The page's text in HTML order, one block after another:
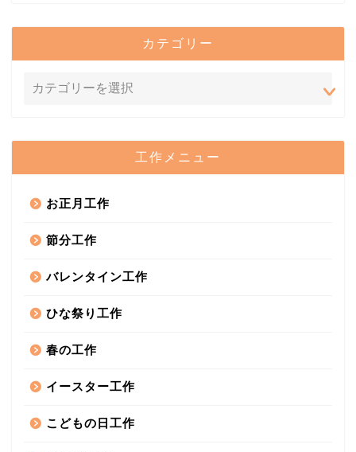
カテゴリー
工作メニュー
お正月工作
節分工作
バレンタイン工作
ひな祭り工作
春の工作
イースター工作
こどもの日工作